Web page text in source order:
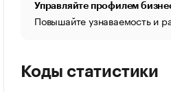
Управляйте профилем
Повышайте узнаваемость и
Коды статистики